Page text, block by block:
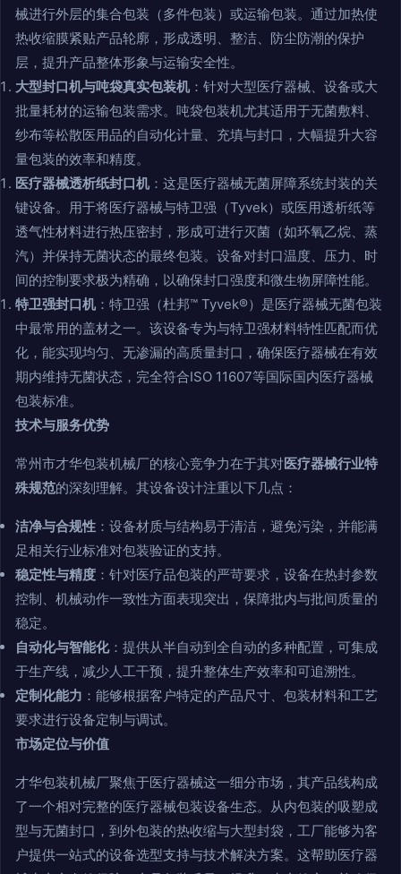
械进行外层的集合包装（多件包装）或运输包装。通过加热使
热收缩膜紧贴产品轮廓，形成透明、整洁、防尘防潮的保护
层，提升产品整体形象与运输安全性。
大型封口机与吨袋真实包装机：针对大型医疗器械、设备或大
批量耗材的运输包装需求。吨袋包装机尤其适用于无菌敷料、
纱布等松散医用品的自动化计量、充填与封口，大幅提升大容
量包装的效率和精度。
医疗器械透析纸封口机：这是医疗器械无菌屏障系统封装的关
键设备。用于将医疗器械与特卫强（Tyvek）或医用透析纸等
透气性材料进行热压密封，形成可进行灭菌（如环氧乙烷、蒸
汽）并保持无菌状态的最终包装。设备对封口温度、压力、时
间的控制要求极为精确，以确保封口强度和微生物屏障性能。
特卫强封口机：特卫强（杜邦™ Tyvek®）是医疗器械无菌包装
中最常用的盖材之一。该设备专为与特卫强材料特性匹配而优
化，能实现均匀、无渗漏的高质量封口，确保医疗器械在有效
期内维持无菌状态，完全符合ISO 11607等国际国内医疗器械
包装标准。
技术与服务优势
常州市才华包装机械厂的核心竞争力在于其对医疗器械行业特
殊规范的深刻理解。其设备设计注重以下几点：
洁净与合规性 ：设备材质与结构易于清洁，避免污染，并能满
足相关行业标准对包装验证的支持。
稳定性与精度 ：针对医疗品包装的严苛要求，设备在热封参数
控制、机械动作一致性方面表现突出，保障批内与批间质量的
稳定。
自动化与智能化：提供从半自动到全自动的多种配置，可集成
于生产线，减少人工干预，提升整体生产效率和可追溯性。
定制化能力 ：能够根据客户特定的产品尺寸、包装材料和工艺
要求进行设备定制与调试。
市场定位与价值
才华包装机械厂聚焦于医疗器械这一细分市场，其产品线构成
了一个相对完整的医疗器械包装设备生态。从内包装的吸塑成
型与无菌封口，到外包装的热收缩与大型封袋，工厂能够为客
户提供一站式的设备选型支持与技术解决方案。这帮助医疗器